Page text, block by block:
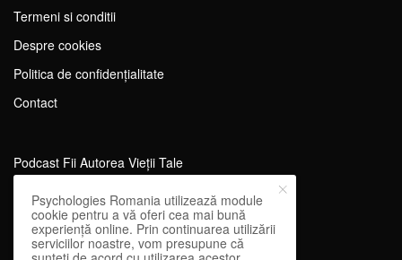
Termeni si conditii
Despre cookies
Politica de confidențialitate
Contact
Podcast Fii Autorea Vieții Tale
Evenimente Fii Autoarea Vieții Tale!
SportEdu
Antrenament Mental pentru Sportivi
Psychologies Romania utilizează module
cookie pentru a vă oferi cea mai bună
experiență online. Prin continuarea utilizării
serviciilor noastre, vom presupune că